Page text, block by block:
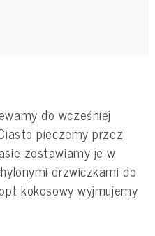
do wcześniej
pieczemy przez
zostawiamy je w
drzwiczkami do
kokosowy wyjmujemy